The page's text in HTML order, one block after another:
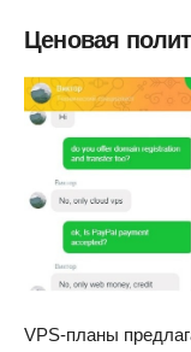
Ценовая
VPS-планы